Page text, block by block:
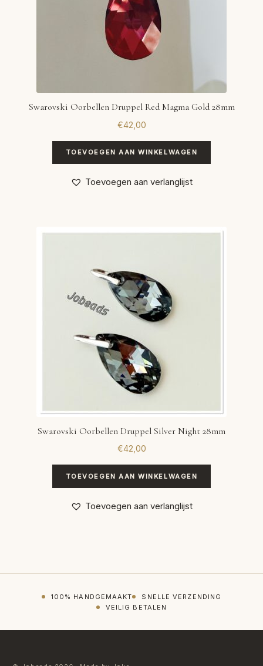
Swarovski Oorbellen Druppel Red Magma Gold 28mm
€42,00
TOEVOEGEN AAN WINKELWAGEN
Toevoegen aan verlanglijst
Swarovski Oorbellen Druppel Silver Night 28mm
€42,00
TOEVOEGEN AAN WINKELWAGEN
Toevoegen aan verlanglijst
100% HANDGEMAAKT
SNELLE VERZENDING
VEILIG BETALEN